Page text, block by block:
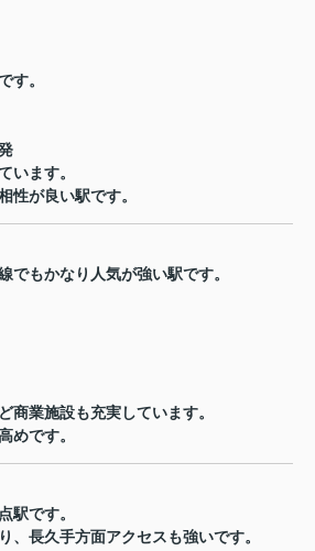
す。
います。
性が良い駅です。
でもかなり人気が強い駅です。
商業施設も充実しています。
めです。
駅です。
、長久手方面アクセスも強いです。